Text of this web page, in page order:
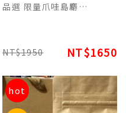
品選 限量爪哇島麝香咖啡單品濾掛咖啡 - 品香的特別咖啡-精裝每盒10包裝
NT$1950 NT$1650
hot